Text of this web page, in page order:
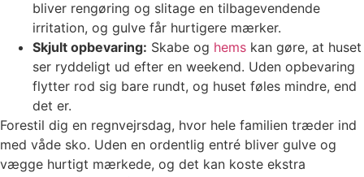
bliver rengøring og slitage en tilbagevendende
irritation, og gulve får hurtigere mærker.
Skjult opbevaring: Skabe og hems kan gøre, at huset
ser ryddeligt ud efter en weekend. Uden opbevaring
flytter rod sig bare rundt, og huset føles mindre, end
det er.
Forestil dig en regnvejrsdag, hvor hele familien træder ind
med våde sko. Uden en ordentlig entré bliver gulve og
vægge hurtigt mærkede, og det kan koste ekstra